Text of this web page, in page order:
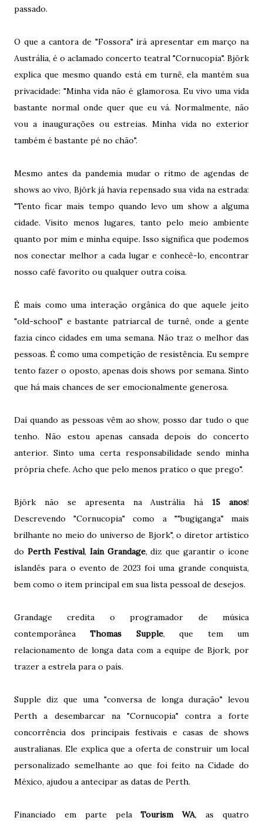
passado.
O que a cantora de "Fossora" irá apresentar em março na
Austrália, é o aclamado concerto teatral "Cornucopia". Björk
explica que mesmo quando está em turnê, ela mantém sua
privacidade: "Minha vida não é glamorosa. Eu vivo uma vida
bastante normal onde quer que eu vá. Normalmente, não
vou a inaugurações ou estreias. Minha vida no exterior
também é bastante pé no chão".
Mesmo antes da pandemia mudar o ritmo de agendas de
shows ao vivo, Björk já havia repensado sua vida na estrada:
"Tento ficar mais tempo quando levo um show a alguma
cidade. Visito menos lugares, tanto pelo meio ambiente
quanto por mim e minha equipe. Isso significa que podemos
nos conectar melhor a cada lugar e conhecê-lo, encontrar
nosso café favorito ou qualquer outra coisa.
É mais como uma interação orgânica do que aquele jeito
"old-school" e bastante patriarcal de turnê, onde a gente
fazia cinco cidades em uma semana. Não traz o melhor das
pessoas. É como uma competição de resistência. Eu sempre
tento fazer o oposto, apenas dois shows por semana. Sinto
que há mais chances de ser emocionalmente generosa.
Daí quando as pessoas vêm ao show, posso dar tudo o que
tenho. Não estou apenas cansada depois do concerto
anterior. Sinto uma certa responsabilidade sendo minha
própria chefe. Acho que pelo menos pratico o que prego".
Björk não se apresenta na Austrália há15 anos!
Descrevendo "Cornucopia" como a ""bugiganga" mais
brilhante no meio do universo de Bjork", o diretor artístico
do Perth Festival, Iain Grandage, diz que garantir o ícone
islandês para o evento de 2023 foi uma grande conquista,
bem como o item principal em sua lista pessoal de desejos.
Grandage credita o programador de música
contemporâneaThomas Supple, que tem um
relacionamento de longa data com a equipe de Bjork, por
trazer a estrela para o país.
Supple diz que uma "conversa de longa duração" levou
Perth a desembarcar na "Cornucopia" contra a forte
concorrência dos principais festivais e casas de shows
australianas. Ele explica que a oferta de construir um local
personalizado semelhante ao que foi feito na Cidade do
México, ajudou a antecipar as datas de Perth.
Financiado em parte pelaTourism WA, as quatro